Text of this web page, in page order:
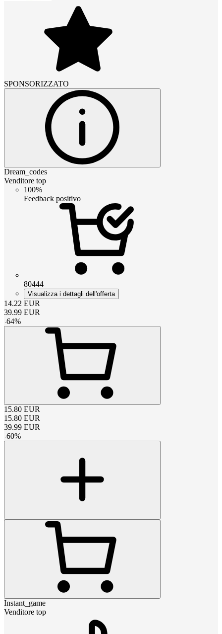
SPONSORIZZATO
Dream_codes
Venditore top
100%
Feedback positivo
80444
Visualizza i dettagli dell'offerta
14.22 EUR
39.99 EUR
-64%
15.80 EUR
15.80 EUR
39.99 EUR
-60%
Instant_game
Venditore top